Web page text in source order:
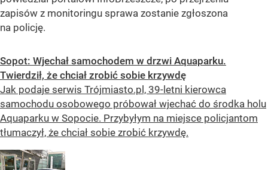
zapisów z monitoringu sprawa zostanie zgłoszona
na policję.
Sopot: Wjechał samochodem w drzwi Aquaparku.
Twierdził, że chciał zrobić sobie krzywdę
Jak podaje serwis Trójmiasto.pl, 39-letni kierowca
samochodu osobowego próbował wjechać do środka holu
Aquaparku w Sopocie. Przybyłym na miejsce policjantom
tłumaczył, że chciał sobie zrobić krzywdę.